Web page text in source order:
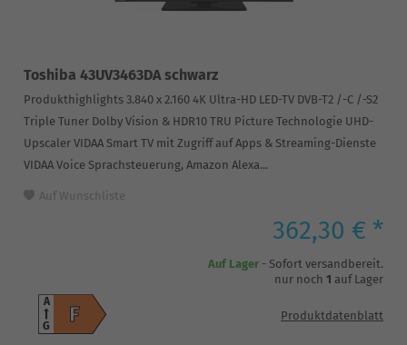
Toshiba 43UV3463DA schwarz
Produkthighlights 3.840 x 2.160 4K Ultra-HD LED-TV DVB-T2 /-C /-S2
Triple Tuner Dolby Vision & HDR10 TRU Picture Technologie UHD-
Upscaler VIDAA Smart TV mit Zugriff auf Apps & Streaming-Dienste
VIDAA Voice Sprachsteuerung, Amazon Alexa...
Auf Wunschliste
362,30 € *
Auf Lager - Sofort versandbereit.
nur noch 1 auf Lager
F
A
G
Produktdatenblatt